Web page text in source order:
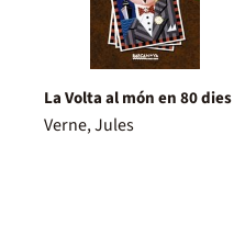
La Volta al món en 80 dies
Verne, Jules